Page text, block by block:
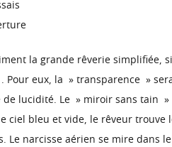
la grande rêverie
Pour eux, la » transparence »
lucidité. Le » miroir sans tain
ciel bleu et vide, le rêveur
Le narcisse aérien se mire dans